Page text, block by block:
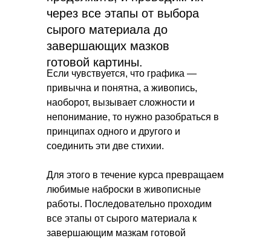
Если чувствуется, что графика —
привычна и понятна, а живопись,
наоборот, вызывает сложности и
непонимание, то нужно разобраться в
принципах одного и другого и
соединить эти две стихии.
Для этого в течение курса превращаем
любимые наброски в живописные
работы. Последовательно проходим
все этапы от сырого материала к
завершающим мазкам готовой
через все этапы от выбора
сырого материала до
завершающих мазков
готовой картины.